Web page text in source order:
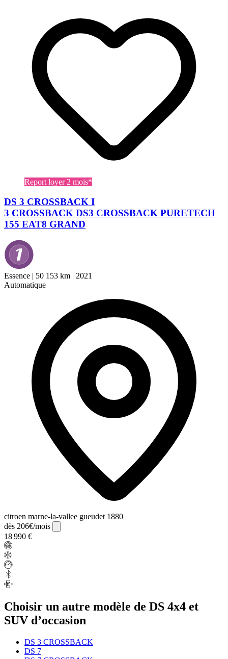
Report loyer 2 mois*
DS 3 CROSSBACK I
3 CROSSBACK DS3 CROSSBACK PURETECH
155 EAT8 GRAND
Essence | 50 153 km | 2021
Automatique
citroen marne-la-vallee gueudet 1880
dès 206€/mois
18 990 €
Choisir un autre modèle de DS 4x4 et
SUV d’occasion
DS 3 CROSSBACK
DS 7